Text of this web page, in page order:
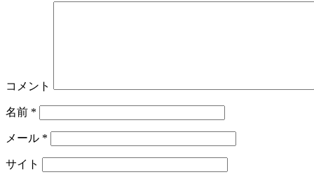
コメント
名前 *
メール *
サイト